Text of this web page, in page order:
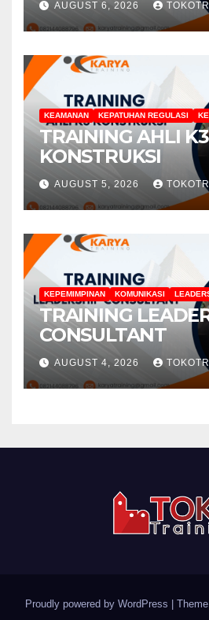
AUGUST 6, 2026
KEAMANAN KEPATUHAN REGULASI
TRAINING AHLI K3
KONSTRUKSI
AUGUST 5, 2026
KEPEMIMPINAN KOMUNIKASI
TRAINING
CONSULTANT
AUGUST 4, 2026
Proudly powered by WordPress